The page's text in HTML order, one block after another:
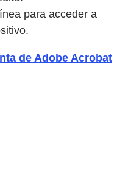
para acceder a
de Adobe Acrobat